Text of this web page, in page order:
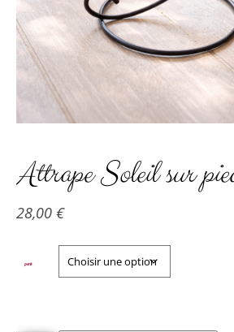
Attrape Soleil sur
28,00 €
perle